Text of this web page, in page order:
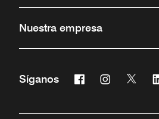
Nuestra empresa
Síganos Facebook
Abre una ventana
Instagram
Abre unaAbre